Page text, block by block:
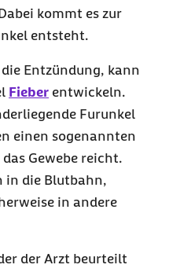
kommt es zur
entsteht.
Entzündung, kann
Fieber entwickeln.
Furunkel
einen sogenannten
Gewebe reicht.
in die Blutbahn,
in andere
der Arzt beurteilt